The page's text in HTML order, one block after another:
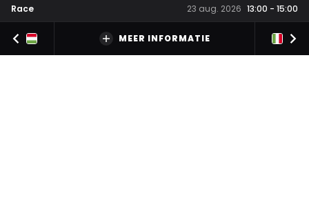
Race
23 aug. 2026 13:00 - 15:00
MEER INFORMATIE